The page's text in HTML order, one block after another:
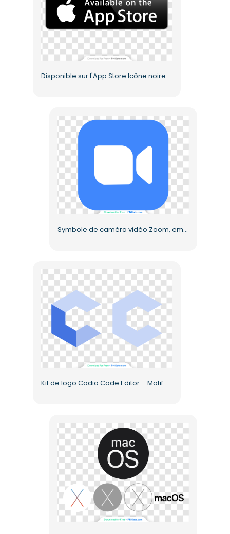
Disponible sur l'App Store Icône noire et blanche gratuite PNG
Symbole de caméra vidéo Zoom, emblème, design plat, PNG gratuit
Kit de logo Codio Code Editor – Motif géométrique bleu (PNG gratuit)